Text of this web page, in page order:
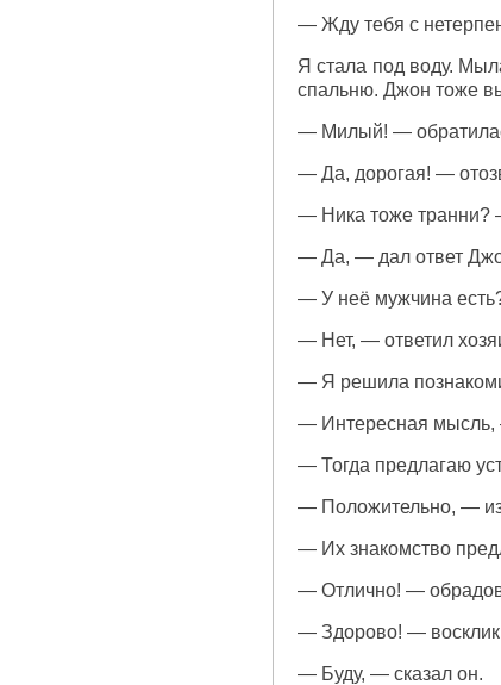
— Жду тебя с
Я стала под воду.
спальню. Джон тоже
— Милый! —
— Да, дорогая! —
— Ника тоже транни?
— Да, — дал ответ
— У неё мужчина
— Нет, — ответил
— Я решила
— Интересная мысль,
— Тогда предлагаю
— Положительно, —
— Их знакомство
— Отлично! —
— Здорово! —
— Буду, — сказал он.